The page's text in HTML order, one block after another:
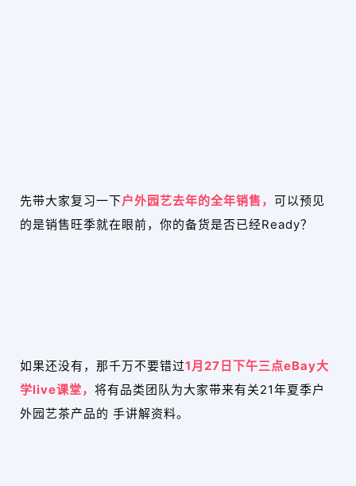
先带大家复习一下户外园艺去年的全年销售， 可以预见
的是销售旺季就在眼前，你的备货是否已经Ready？
如果还没有，那千万不要错过1月27日下午三点eBay大
学live课堂， 将有品类团队为大家带来有关21年夏季户
外园艺茶产品的 手讲解资料。